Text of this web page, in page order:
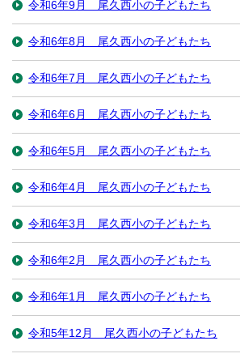
令和6年9月 尾久西小の子どもたち
令和6年8月 尾久西小の子どもたち
令和6年7月 尾久西小の子どもたち
令和6年6月 尾久西小の子どもたち
令和6年5月 尾久西小の子どもたち
令和6年4月 尾久西小の子どもたち
令和6年3月 尾久西小の子どもたち
令和6年2月 尾久西小の子どもたち
令和6年1月 尾久西小の子どもたち
令和5年12月 尾久西小の子どもたち